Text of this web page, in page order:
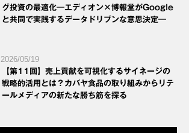
グ投資の最適化―エディオン×博報堂がGoogle
と共同で実践するデータドリブンな意思決定―
2026/05/19
【第11回】売上貢献を可視化するサイネージの
戦略的活用とは？カバヤ食品の取り組みからリテ
ールメディアの新たな勝ち筋を探る